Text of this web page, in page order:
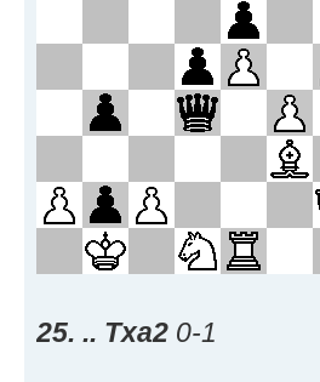
25. .. Txa2 0-1